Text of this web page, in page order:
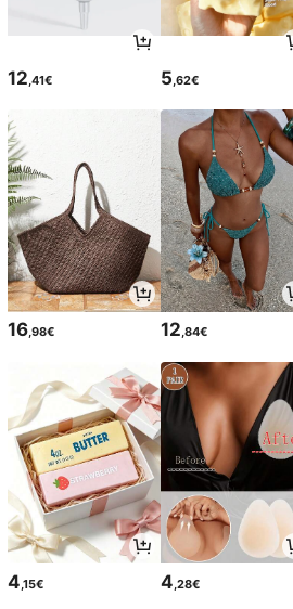
12,41€ 5,62€
16,98€ 12,84€
4 ,15€ 4 ,28€